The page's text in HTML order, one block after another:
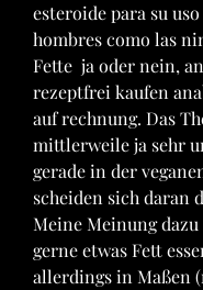
esteroide para su
hombres como las
Fette  ja oder nein,
rezeptfrei kaufen
auf rechnung. Das
mittlerweile ja sehr
gerade in der
scheiden sich daran
Meine Meinung dazu
gerne etwas Fett
allerdings in Maßen